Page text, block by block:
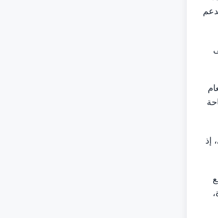
إذ
في التوسع